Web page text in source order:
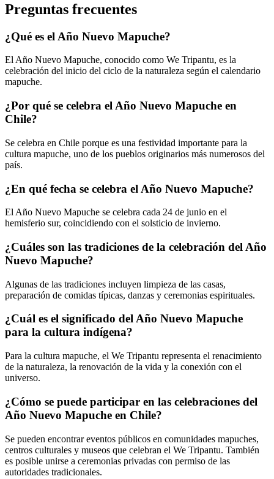
Preguntas frecuentes
¿Qué es el Año Nuevo Mapuche?
El Año Nuevo Mapuche, conocido como We Tripantu, es la
celebración del inicio del ciclo de la naturaleza según el calendario
mapuche.
¿Por qué se celebra el Año Nuevo Mapuche en
Chile?
Se celebra en Chile porque es una festividad importante para la
cultura mapuche, uno de los pueblos originarios más numerosos del
país.
¿En qué fecha se celebra el Año Nuevo Mapuche?
El Año Nuevo Mapuche se celebra cada 24 de junio en el
hemisferio sur, coincidiendo con el solsticio de invierno.
¿Cuáles son las tradiciones de la celebración del Año
Nuevo Mapuche?
Algunas de las tradiciones incluyen limpieza de las casas,
preparación de comidas típicas, danzas y ceremonias espirituales.
¿Cuál es el significado del Año Nuevo Mapuche
para la cultura indígena?
Para la cultura mapuche, el We Tripantu representa el renacimiento
de la naturaleza, la renovación de la vida y la conexión con el
universo.
¿Cómo se puede participar en las celebraciones del
Año Nuevo Mapuche en Chile?
Se pueden encontrar eventos públicos en comunidades mapuches,
centros culturales y museos que celebran el We Tripantu. También
es posible unirse a ceremonias privadas con permiso de las
autoridades tradicionales.